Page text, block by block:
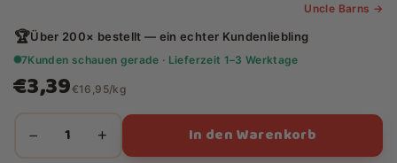
Uncle Barns →
🏆Über 200× bestellt — ein echter Kundenliebling
7Kunden schauen gerade · Lieferzeit 1–3 Werktage
€3,39€16,95/kg
− + In den Warenkorb